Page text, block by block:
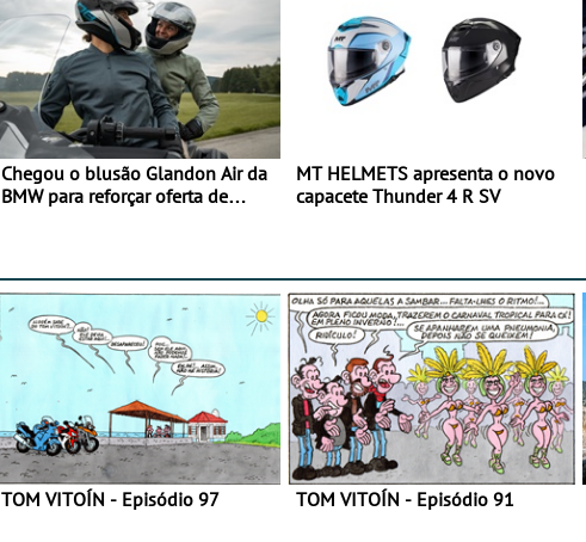
Chegou o blusão Glandon Air da
BMW para reforçar oferta de
MT HELMETS apresenta o novo
capacete Thunder 4 R SV
TOM VITOÍN - Episódio 97 TOM VITOÍN - Episódio 91